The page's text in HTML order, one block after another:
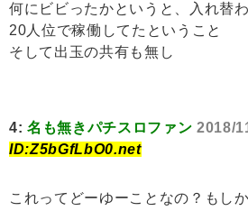
何にビビったかというと、入れ替
20人位で稼働してたということ
そして出玉の共有も無し
4: 名も無きパチスロファン 2018/
ID:Z5bGfLbO0.net
これってどーゆーことなの？もし